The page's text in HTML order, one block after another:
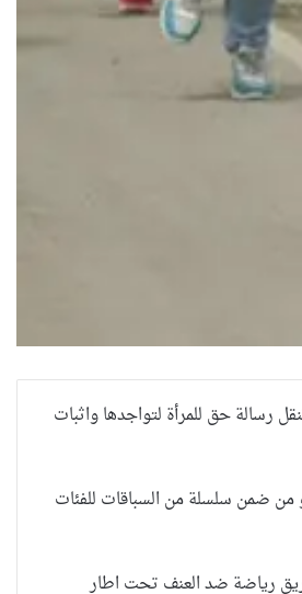
رسالة حق للمرأة لتواجدها واثبات
من ضمن سلسلة من السباقات للفئات
رياضة ضد العنف تحت اطار